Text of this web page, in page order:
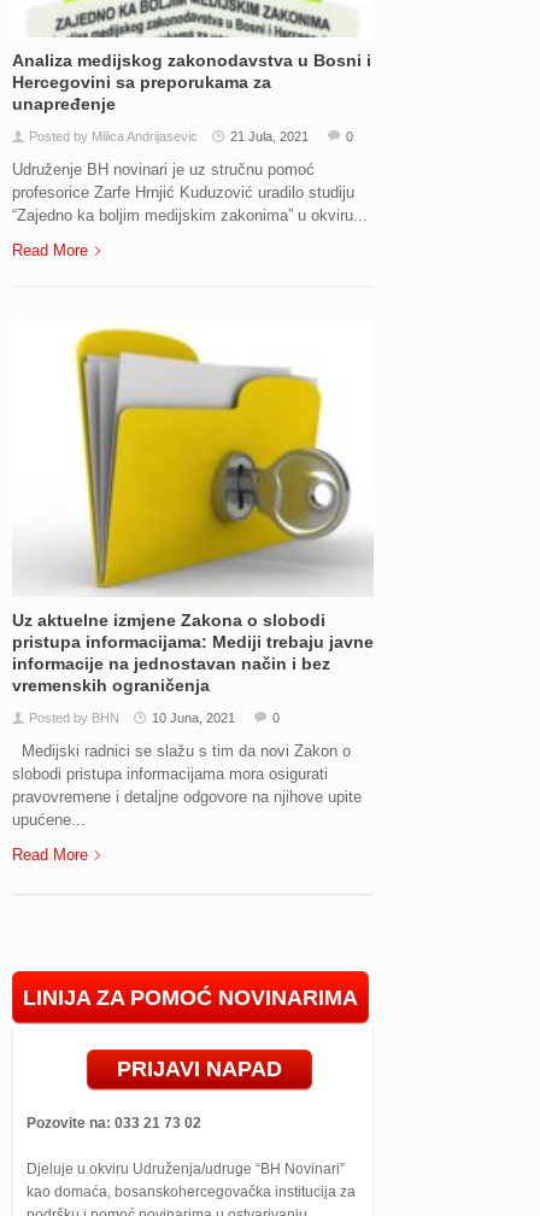
Analiza medijskog zakonodavstva u Bosni i
Hercegovini sa preporukama za
unapređenje
Posted by Milica Andrijasevic 21 Jula, 2021 0
Udruženje BH novinari je uz stručnu pomoć
profesorice Zarfe Hrnjić Kuduzović uradilo studiju
“Zajedno ka boljim medijskim zakonima” u okviru...
Read More
Uz aktuelne izmjene Zakona o slobodi
pristupa informacijama: Mediji trebaju javne
informacije na jednostavan način i bez
vremenskih ograničenja
Posted by BHN 10 Juna, 2021 0
Medijski radnici se slažu s tim da novi Zakon o
slobodi pristupa informacijama mora osigurati
pravovremene i detaljne odgovore na njihove upite
upućene...
Read More
LINIJA ZA POMOĆ NOVINARIMA
PRIJAVI NAPAD
Pozovite na: 033 21 73 02
Djeluje u okviru Udruženja/udruge “BH Novinari”
kao domaća, bosanskohercegovačka institucija za